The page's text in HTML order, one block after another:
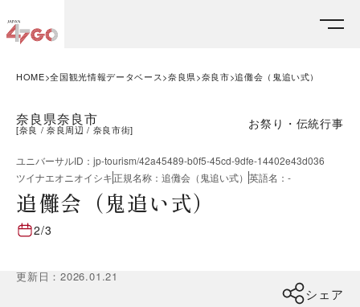
HOME 全国観光情報データベース 奈良県 奈良市 追儺会（鬼追い式）
奈良県奈良市
[奈良 奈良周辺 奈良市街] お祭り・伝統行事
ユニバーサルID ： jp-tourism/42a45489-b0f5-45cd-9dfe-14402e43d036
ツイナエオニオイシキ正規名称 ： 追儺会（鬼追い式） 英語名 ： -
追儺会（鬼追い式）
2/3
更新日 ：2026.01.21
シェア